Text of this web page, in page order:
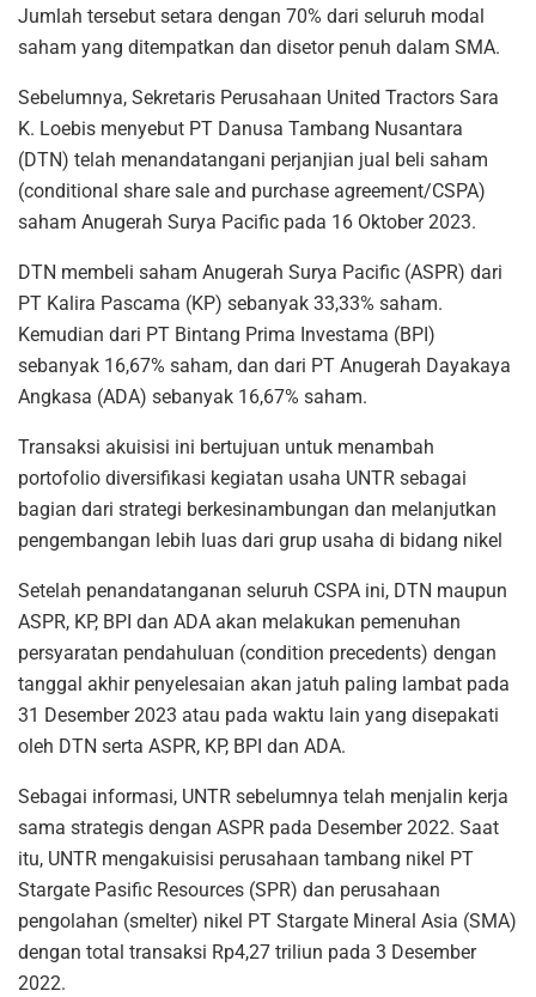
Jumlah tersebut setara dengan 70% dari seluruh modal
saham yang ditempatkan dan disetor penuh dalam SMA.
Sebelumnya, Sekretaris Perusahaan United Tractors Sara
K. Loebis menyebut PT Danusa Tambang Nusantara
(DTN) telah menandatangani perjanjian jual beli saham
(conditional share sale and purchase agreement/CSPA)
saham Anugerah Surya Pacific pada 16 Oktober 2023.
DTN membeli saham Anugerah Surya Pacific (ASPR) dari
PT Kalira Pascama (KP) sebanyak 33,33% saham.
Kemudian dari PT Bintang Prima Investama (BPI)
sebanyak 16,67% saham, dan dari PT Anugerah Dayakaya
Angkasa (ADA) sebanyak 16,67% saham.
Transaksi akuisisi ini bertujuan untuk menambah
portofolio diversifikasi kegiatan usaha UNTR sebagai
bagian dari strategi berkesinambungan dan melanjutkan
pengembangan lebih luas dari grup usaha di bidang nikel
Setelah penandatanganan seluruh CSPA ini, DTN maupun
ASPR, KP, BPI dan ADA akan melakukan pemenuhan
persyaratan pendahuluan (condition precedents) dengan
tanggal akhir penyelesaian akan jatuh paling lambat pada
31 Desember 2023 atau pada waktu lain yang disepakati
oleh DTN serta ASPR, KP, BPI dan ADA.
Sebagai informasi, UNTR sebelumnya telah menjalin kerja
sama strategis dengan ASPR pada Desember 2022. Saat
itu, UNTR mengakuisisi perusahaan tambang nikel PT
Stargate Pasific Resources (SPR) dan perusahaan
pengolahan (smelter) nikel PT Stargate Mineral Asia (SMA)
dengan total transaksi Rp4,27 triliun pada 3 Desember
2022.